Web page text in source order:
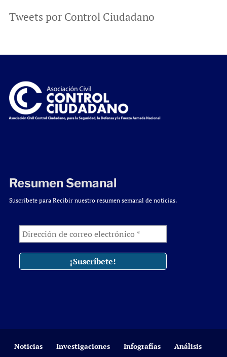
Tweets por Control Ciudadano
Resumen Semanal
Suscríbete para Recibir nuestro resumen semanal de noticias.
Noticias Investigaciones Infografías Análisis